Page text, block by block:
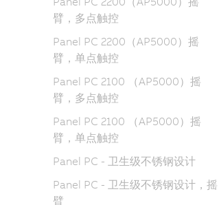
臂，多点触控
Panel PC 2200（AP5000）摇
臂，单点触控
Panel PC 2100 （AP5000）摇
臂，多点触控
Panel PC 2100 （AP5000）摇
臂，单点触控
Panel PC - 卫生级不锈钢设计
Panel PC - 卫生级不锈钢设计，摇
臂